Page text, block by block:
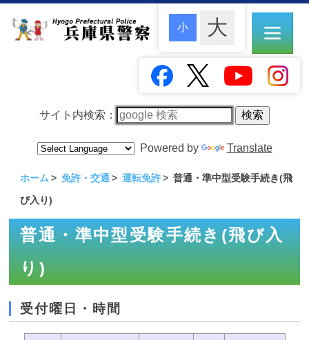
サイト内検索：
Powered by Translate
ホーム 免許・交通 運転免許
普通・準中型受験手続き(飛
び入り)
普通・準中型受験手続き(飛び入
り)
受付曜日・時間